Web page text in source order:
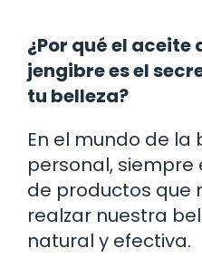
¿Por qué el aceite
jengibre es el
tu belleza?
En el mundo de la
personal,
de productos que
realzar nuestra
natural y efectiva.